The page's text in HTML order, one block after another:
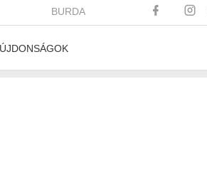
BURDA
ÚJDONSÁGOK